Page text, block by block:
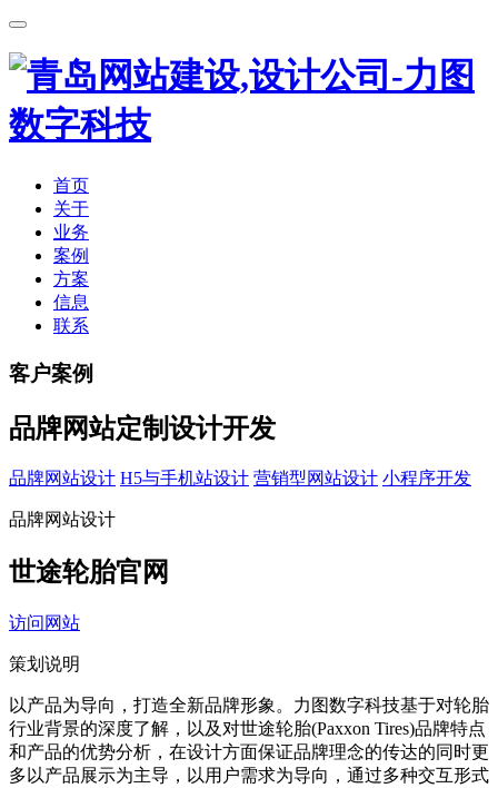
首页
关于
业务
案例
方案
信息
联系
客户案例
品牌网站定制设计开发
品牌网站设计 H5与手机站设计 营销型网站设计 小程序开发
品牌网站设计
世途轮胎官网
访问网站
策划说明
以产品为导向，打造全新品牌形象。力图数字科技基于对轮胎
行业背景的深度了解，以及对世途轮胎(Paxxon Tires)品牌特点
和产品的优势分析，在设计方面保证品牌理念的传达的同时更
多以产品展示为主导，以用户需求为导向，通过多种交互形式